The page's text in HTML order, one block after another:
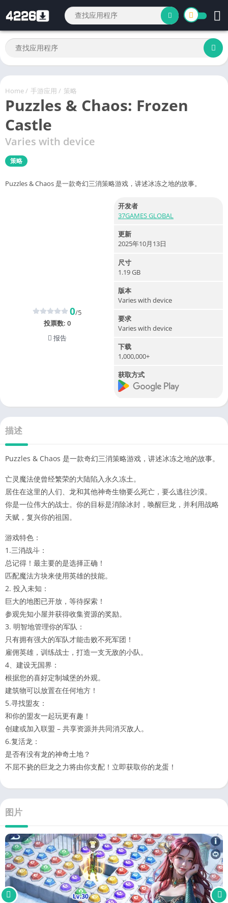
Home/ 手游应用 / 策略
Puzzles & Chaos: Frozen
Castle
Varies with device
策略
Puzzles & Chaos 是一款奇幻三消策略游戏，讲述冰冻之地的故事。
0/5
投票数: 0
报告
开发者
37GAMES GLOBAL
更新
2025年10月13日
尺寸
1.19 GB
版本
Varies with device
要求
Varies with device
下载
1,000,000+
获取方式
描述
Puzzles & Chaos 是一款奇幻三消策略游戏，讲述冰冻之地的故事。
亡灵魔法使曾经繁荣的大陆陷入永久冻土。
居住在这里的人们、龙和其他神奇生物要么死亡，要么逃往沙漠。
你是一位伟大的战士。你的目标是消除冰封，唤醒巨龙，并利用战略
天赋，复兴你的祖国。
游戏特色：
1.三消战斗：
总记得！最主要的是选择正确！
匹配魔法方块来使用英雄的技能。
2. 投入未知：
巨大的地图已开放，等待探索！
参观先知小屋并获得收集资源的奖励。
3. 明智地管理你的军队：
只有拥有强大的军队才能击败不死军团！
雇佣英雄，训练战士，打造一支无敌的小队。
4、建设无国界：
根据您的喜好定制城堡的外观。
建筑物可以放置在任何地方！
5.寻找盟友：
和你的盟友一起玩更有趣！
创建或加入联盟 – 共享资源并共同消灭敌人。
6.复活龙：
是否有没有龙的神奇土地？
不屈不挠的巨龙之力将由你支配！立即获取你的龙蛋！
图片